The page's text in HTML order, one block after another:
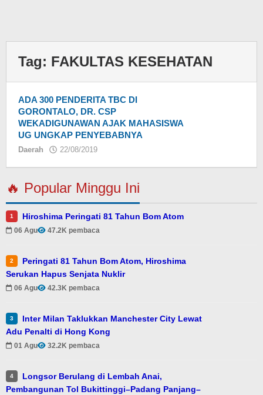
Tag: FAKULTAS KESEHATAN
ADA 300 PENDERITA TBC DI
GORONTALO, DR. CSP
WEKADIGUNAWAN AJAK MAHASISWA
UG UNGKAP PENYEBABNYA
Daerah 22/08/2019
🔥 Popular Minggu Ini
1 Hiroshima Peringati 81 Tahun Bom Atom
06 Agu 47.2K pembaca
2
Peringati 81 Tahun Bom Atom, Hiroshima
Serukan Hapus Senjata Nuklir
06 Agu 42.3K pembaca
3
Inter Milan Taklukkan Manchester City Lewat
Adu Penalti di Hong Kong
01 Agu 32.2K pembaca
4
Longsor Berulang di Lembah Anai,
Pembangunan Tol Bukittinggi–Padang Panjang–